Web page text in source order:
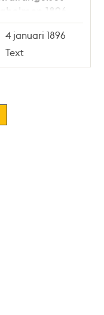
1896
4 januari 1896
Text